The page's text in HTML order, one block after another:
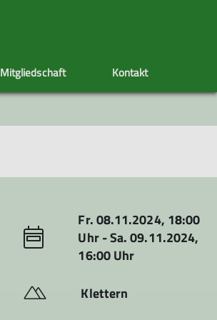
Artikel schreiben
Ehrenamt
Klettersteig
Mitgliedschaft
Satzung
Kontakt
Fr. 08.11.2024, 18:00
Uhr - Sa. 09.11.2024,
16:00 Uhr
Klettern